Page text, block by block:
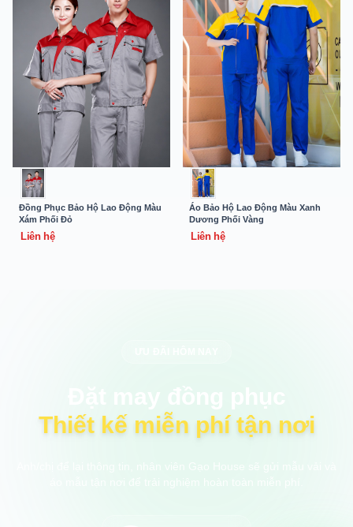
Đồng Phục Bảo Hộ Lao Động Màu
Xám Phối Đỏ
Liên hệ
Áo Bảo Hộ Lao Động Màu Xanh
Dương Phối Vàng
Liên hệ
Đặt may đồng phục
Thiết kế miễn phí tận nơi